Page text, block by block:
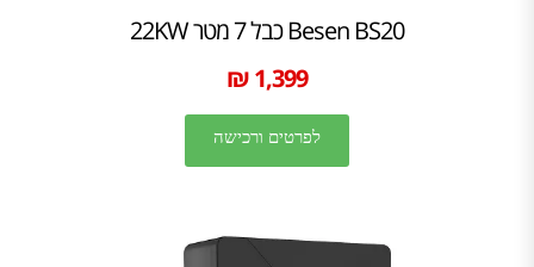
Besen BS20 כבל 7 מטר 22KW
1,399 ₪
לפרטים ורכישה